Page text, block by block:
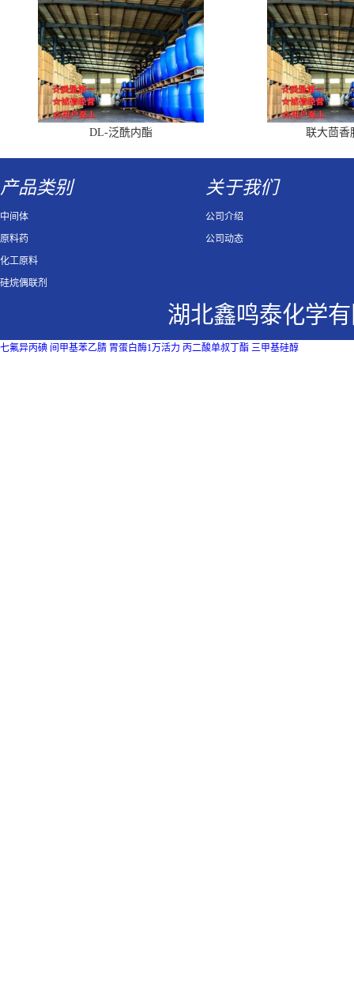
DL-泛酰内酯 联大茴香
产品类别
中间体
原料药
化工原料
硅烷偶联剂
关于我们
公司介绍
公司动态
湖北鑫鸣泰化学
七氟异丙碘 间甲基苯乙腈 胃蛋白酶1万活力 丙二酸单叔丁酯 三甲基硅醇